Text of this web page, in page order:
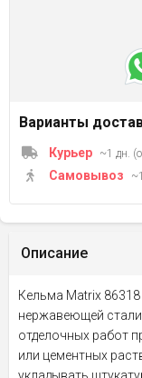
Варианты
Курьер ~1 дн.
Самовывоз
Описание
Кельма Matrix
нержавеющей стали
отделочных работ
или цементных